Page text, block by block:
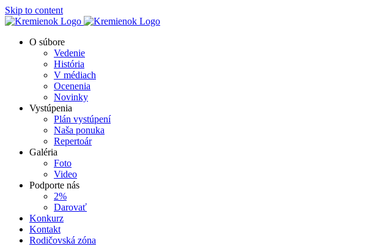
Skip to content
O súbore
Vedenie
História
V médiach
Ocenenia
Novinky
Vystúpenia
Plán vystúpení
Naša ponuka
Repertoár
Galéria
Foto
Video
Podporte nás
2%
Darovať
Konkurz
Kontakt
Rodičovská zóna